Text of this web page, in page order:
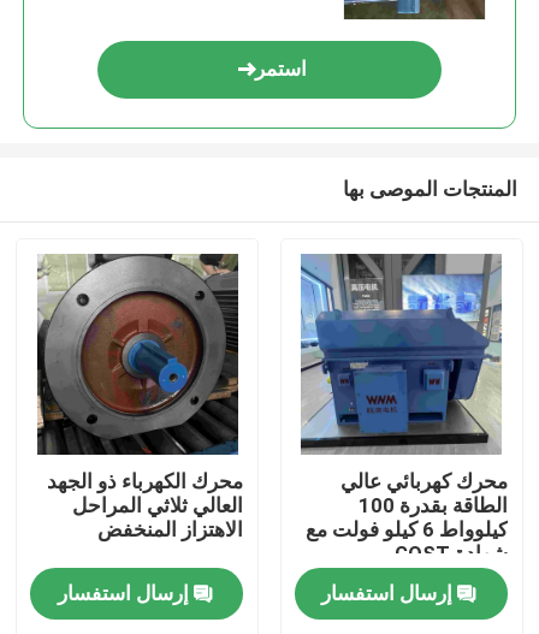
بيت
منتجات
استمر
المنتجات الموصى بها
محرك كهربائي عالي
الطاقة بقدرة 100
كيلوواط 6 كيلو فولت مع
شهادة GOST
إرسال استفسار
محرك الكهرباء ذو الجهد
العالي ثلاثي المراحل
الاهتزاز المنخفض
إرسال استفسار